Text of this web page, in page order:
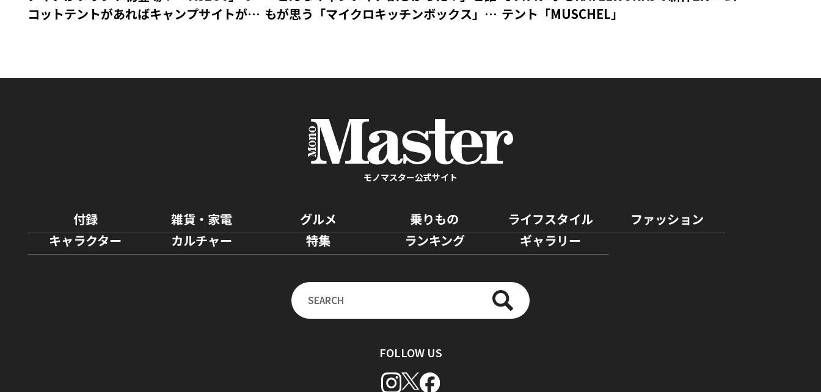
コットテントがあればキャンプサイトが快 もが思う「マイクロキッチンボックス」が テント「MUSCHEL」
モノマスター公式サイト
付録 雑貨・家電 グルメ 乗りもの ライフスタイル
ファッション
キャラクター
カルチャー 特集 ランキング ギャラリー
FOLLOW US